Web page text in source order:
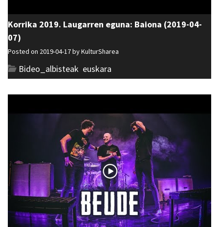
Korrika 2019. Laugarren eguna: Baiona (2019-04-
07)
Posted on 2019-04-17 byKulturSharea
Bideo_albisteak euskara